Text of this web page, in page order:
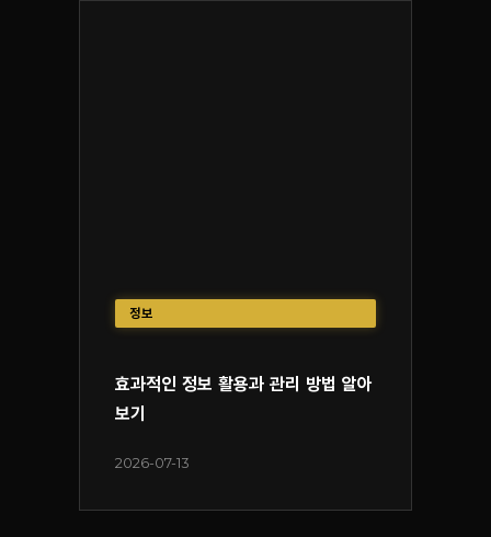
정보
효과적인 정보 활용과 관리 방법 알아
보기
2026-07-13